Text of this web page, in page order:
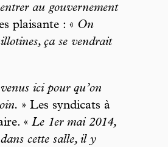
au gouvernement
plaisante : « On
ça se vendrait
ici pour qu’on
» Les syndicats à
« Le 1er mai 2014,
cette salle, il y